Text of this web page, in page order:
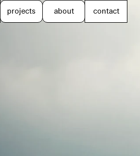
projects about contact